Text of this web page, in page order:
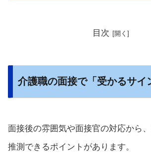
目次
介護職の面接で「受かるサイ
面接後の雰囲気や面接官の対応から
推測できるポイントがあります。